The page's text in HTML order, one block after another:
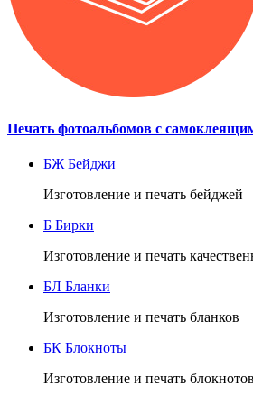
Печать фотоальбомов с
БЖ Бейджи
Изготовление и печать бейджей
Б Бирки
Изготовление и печать
БЛ Бланки
Изготовление и печать бланков
БК Блокноты
Изготовление и печать блокнотов